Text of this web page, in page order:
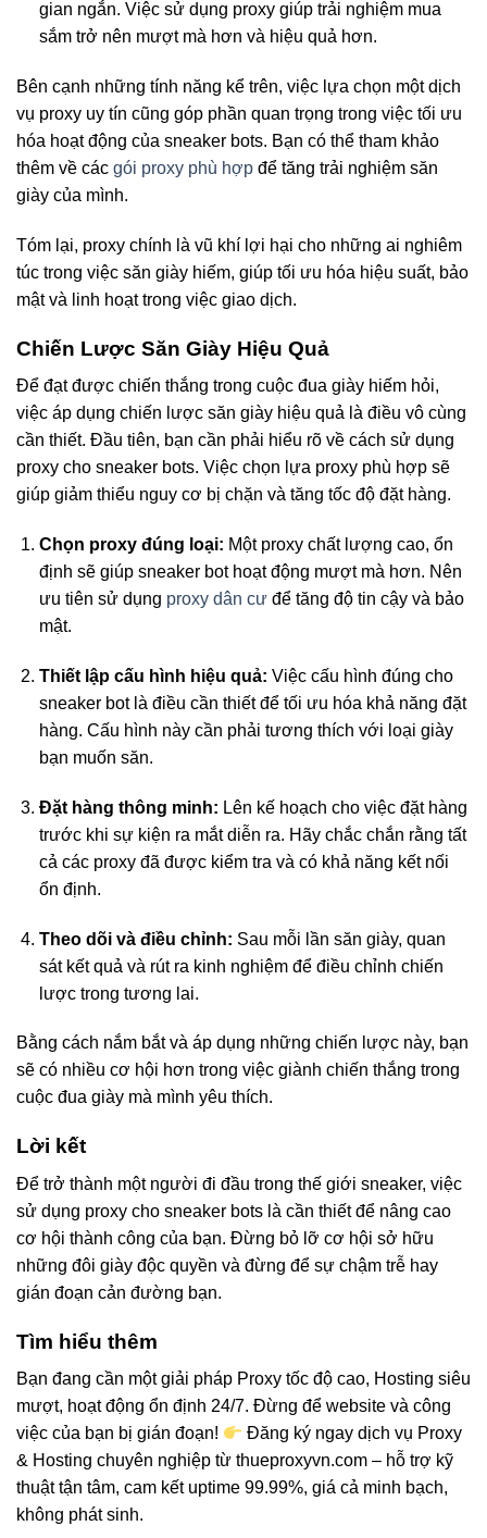
gian ngắn. Việc sử dụng proxy giúp trải nghiệm mua
sắm trở nên mượt mà hơn và hiệu quả hơn.
Bên cạnh những tính năng kể trên, việc lựa chọn một dịch
vụ proxy uy tín cũng góp phần quan trọng trong việc tối ưu
hóa hoạt động của sneaker bots. Bạn có thể tham khảo
thêm về các gói proxy phù hợp để tăng trải nghiệm săn
giày của mình.
Tóm lại, proxy chính là vũ khí lợi hại cho những ai nghiêm
túc trong việc săn giày hiếm, giúp tối ưu hóa hiệu suất, bảo
mật và linh hoạt trong việc giao dịch.
Chiến Lược Săn Giày Hiệu Quả
Để đạt được chiến thắng trong cuộc đua giày hiếm hỏi,
việc áp dụng chiến lược săn giày hiệu quả là điều vô cùng
cần thiết. Đầu tiên, bạn cần phải hiểu rõ về cách sử dụng
proxy cho sneaker bots. Việc chọn lựa proxy phù hợp sẽ
giúp giảm thiểu nguy cơ bị chặn và tăng tốc độ đặt hàng.
Chọn proxy đúng loại: Một proxy chất lượng cao, ổn
định sẽ giúp sneaker bot hoạt động mượt mà hơn. Nên
ưu tiên sử dụng proxy dân cưđể tăng độ tin cậy và bảo
mật.
Thiết lập cấu hình hiệu quả: Việc cấu hình đúng cho
sneaker bot là điều cần thiết để tối ưu hóa khả năng đặt
hàng. Cấu hình này cần phải tương thích với loại giày
bạn muốn săn.
Đặt hàng thông minh: Lên kế hoạch cho việc đặt hàng
trước khi sự kiện ra mắt diễn ra. Hãy chắc chắn rằng tất
cả các proxy đã được kiểm tra và có khả năng kết nối
ổn định.
Theo dõi và điều chỉnh: Sau mỗi lần săn giày, quan
sát kết quả và rút ra kinh nghiệm để điều chỉnh chiến
lược trong tương lai.
Bằng cách nắm bắt và áp dụng những chiến lược này, bạn
sẽ có nhiều cơ hội hơn trong việc giành chiến thắng trong
cuộc đua giày mà mình yêu thích.
Lời kết
Để trở thành một người đi đầu trong thế giới sneaker, việc
sử dụng proxy cho sneaker bots là cần thiết để nâng cao
cơ hội thành công của bạn. Đừng bỏ lỡ cơ hội sở hữu
những đôi giày độc quyền và đừng để sự chậm trễ hay
gián đoạn cản đường bạn.
Tìm hiểu thêm
Bạn đang cần một giải pháp Proxy tốc độ cao, Hosting siêu
mượt, hoạt động ổn định 24/7. Đừng để website và công
việc của bạn bị gián đoạn!
Đăng ký ngay dịch vụ Proxy
& Hosting chuyên nghiệp từ thueproxyvn.com – hỗ trợ kỹ
thuật tận tâm, cam kết uptime 99.99%, giá cả minh bạch,
không phát sinh.